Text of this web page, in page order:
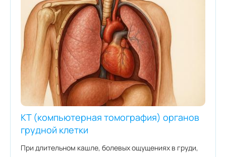
КТ (компьютерная томография) органов
грудной клетки
При длительном кашле, болевых ощущениях в груди,